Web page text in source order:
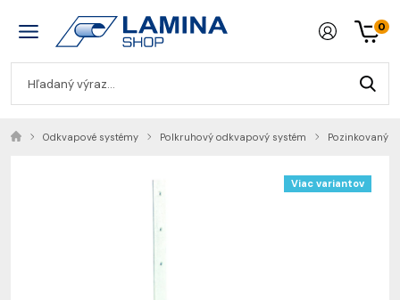
0
Odkvapové systémy Polkruhový odkvapový systém Pozinkovaný
Viac variantov